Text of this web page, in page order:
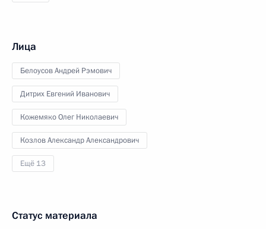
Лица
Белоусов Андрей Рэмович
Дитрих Евгений Иванович
Кожемяко Олег Николаевич
Козлов Александр Александрович
Ещё 13
Статус материала